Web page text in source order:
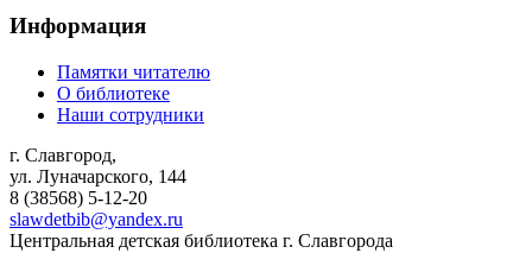
Информация
Памятки читателю
О библиотеке
Наши сотрудники
г. Славгород,
ул. Луначарского, 144
8 (38568) 5-12-20
slawdetbib@yandex.ru
Центральная детская библиотека г. Славгорода